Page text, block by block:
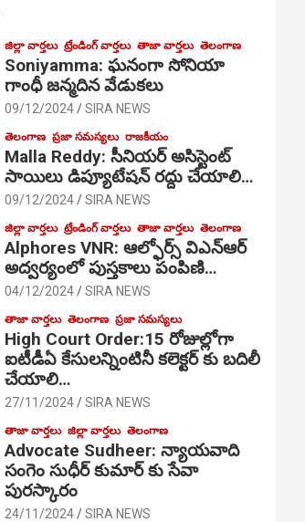
జిల్లా వార్తలు ట్రేండింగ్ వార్తలు తాజా వార్తలు తెలంగాణ
Soniyamma: ఘ‌నంగా సోనియా
గాంధీ జ‌న్మ‌దిన వేడుక‌లు
09/12/2024 SIRA NEWS
తెలంగాణ ప్రజా సమస్యలు రాజకీయం
Malla Reddy: సీనియర్ అసిస్టెంట్
సాయిలు డిప్యూటేషన్ రద్దు చేయాలి…
09/12/2024 SIRA NEWS
జిల్లా వార్తలు ట్రేండింగ్ వార్తలు తాజా వార్తలు తెలంగాణ
Alphores VNR: ఆల్ఫోర్స్ విఎన్ఆర్
అద్వర్యంలో పుస్తకాలు పంపిణి…
04/12/2024 SIRA NEWS
తాజా వార్తలు తెలంగాణ ప్రజా సమస్యలు
High Court Order:15 రోజుల్లోగా
ఐటీడీఏ కేసులన్నింటినీ కలెక్టర్ కు బదిలీ
చేయాలి…
27/11/2024 SIRA NEWS
తాజా వార్తలు జిల్లా వార్తలు తెలంగాణ
Advocate Sudheer: న్యాయవాది
సంగెం సుధీర్ కుమార్ కు సేవా
పురస్కారం
24/11/2024 SIRA NEWS